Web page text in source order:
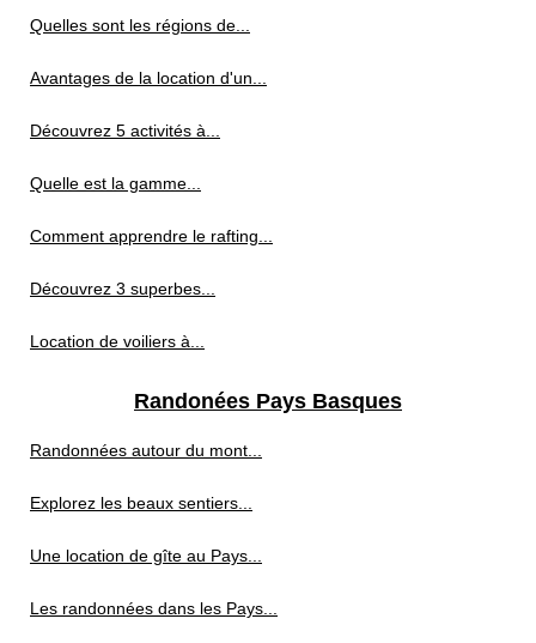
Quelles sont les régions de...
Avantages de la location d'un...
Découvrez 5 activités à...
Quelle est la gamme...
Comment apprendre le rafting...
Découvrez 3 superbes...
Location de voiliers à...
Randonées Pays Basques
Randonnées autour du mont...
Explorez les beaux sentiers...
Une location de gîte au Pays...
Les randonnées dans les Pays...